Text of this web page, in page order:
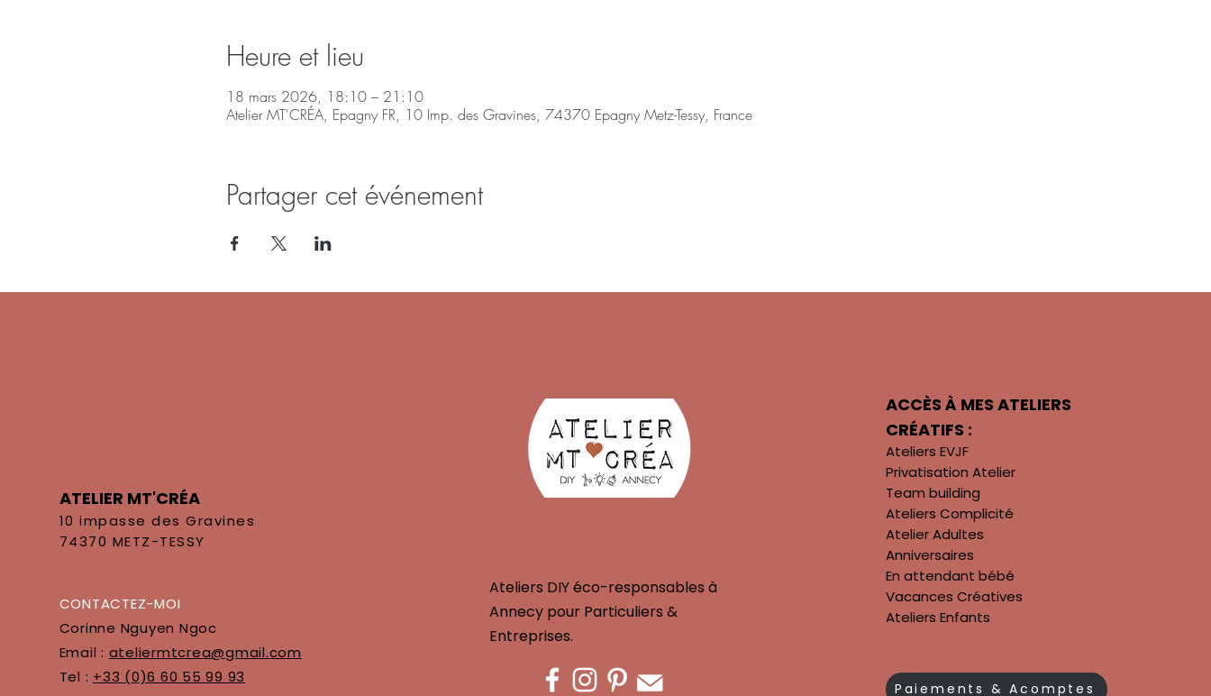
Heure et lieu
18 mars 2026, 18:10 – 21:10
Atelier MT'CRÉA, Epagny FR, 10 Imp. des Gravines, 74370 Epagny Metz-Tessy, France
Partager cet événement
ATELIER MT'CRÉA
10 impasse des Gravines
74370 METZ-TESSY
CONTACTEZ-MOI
Corinne Nguyen Ngoc
Email : ateliermtcrea@gmail.com
Tel : +33 (0)6 60 55 99 93
Ateliers DIY éco-responsables à
Annecy pour Particuliers &
Entreprises.
ACCÈS À MES ATELIERS
CRÉATIFS :
Ateliers EVJF
Privatisation Atelier
Team building
Ateliers Complicité
Atelier Adultes
Anniversaires
En attendant bébé
Vacances Créatives
Ateliers Enfants
Paiements & Acomptes